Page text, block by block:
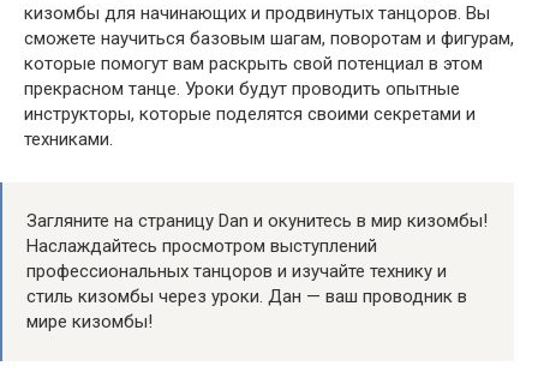
кизомбы для начинающих и продвинутых танцоров. Вы
сможете научиться базовым шагам, поворотам и фигурам,
которые помогут вам раскрыть свой потенциал в этом
прекрасном танце. Уроки будут проводить опытные
инструкторы, которые поделятся своими секретами и
техниками.
Загляните на страницу Dan и окунитесь в мир кизомбы!
Наслаждайтесь просмотром выступлений
профессиональных танцоров и изучайте технику и
стиль кизомбы через уроки. Дан — ваш проводник в
мире кизомбы!